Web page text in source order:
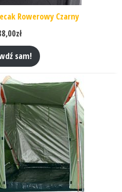
Rowerowy Czarny
zł
sam!